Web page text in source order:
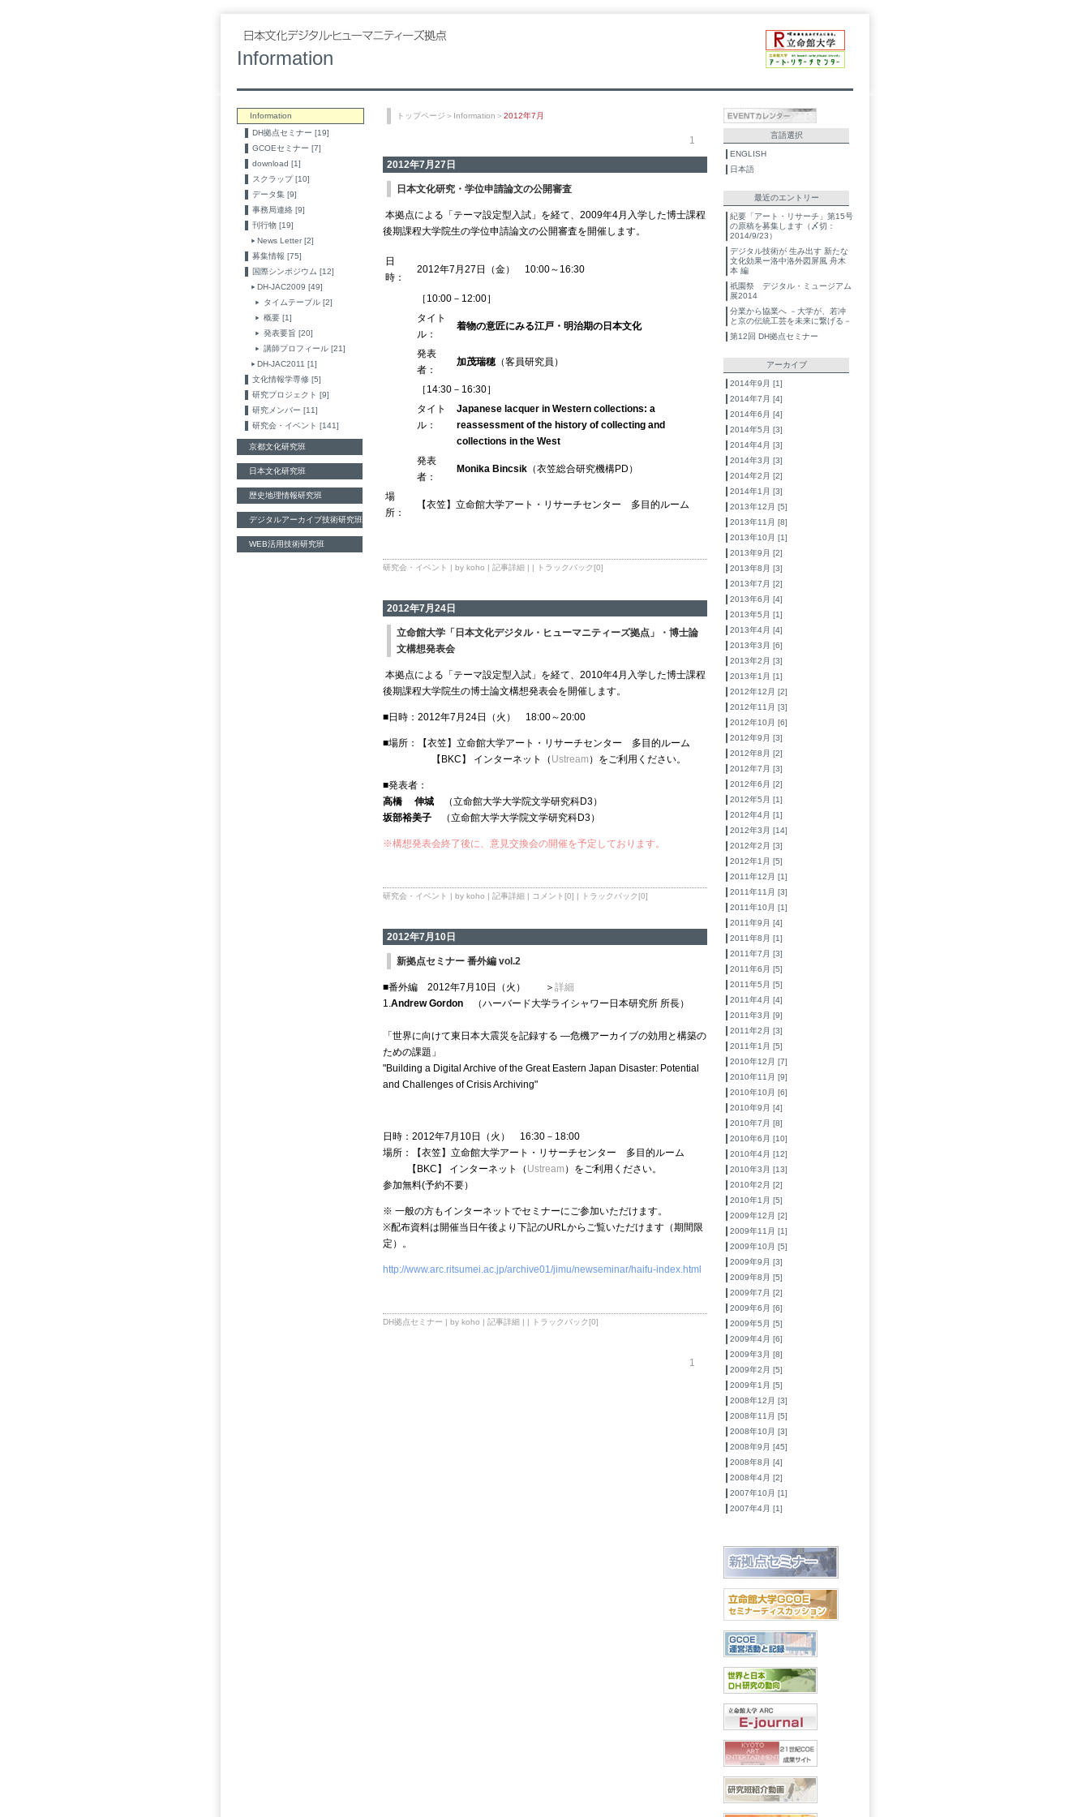
Information
Information
DH拠点セミナー [19]
GCOEセミナー [7]
download [1]
スクラップ [10]
データ集 [9]
事務局連絡 [9]
刊行物 [19]
News Letter [2]
募集情報 [75]
国際シンポジウム [12]
DH-JAC2009 [49]
タイムテーブル [2]
概要 [1]
発表要旨 [20]
講師プロフィール [21]
DH-JAC2011 [1]
文化情報学専修 [5]
研究プロジェクト [9]
研究メンバー [11]
研究会・イベント [141]
京都文化研究班
日本文化研究班
歴史地理情報研究班
デジタルアーカイブ技術研究班
WEB活用技術研究班
トップページ ＞ Information ＞ 2012年7月
1
2012年7月27日
日本文化研究・学位申請論文の公開審査
本拠点による「テーマ設定型入試」を経て、2009年4月入学した博士課程
後期課程大学院生の学位申請論文の公開審査を開催します。
日
時：
2012年7月27日（金） 10:00～16:30
［10:00－12:00］
タイト
ル：
着物の意匠にみる江戸・明治期の日本文化
発表
者：
加茂瑞穂 （客員研究員）
［14:30－16:30］
タイト
ル：
Japanese lacquer in Western collections: a
reassessment of the history of collecting and
collections in the West
発表
者：
Monika Bincsik （衣笠総合研究機構PD）
場
所：
【衣笠】立命館大学アート・リサーチセンター 多目的ルーム
研究会・イベント | by koho | 記事詳細 | | トラックバック[0]
2012年7月24日
立命館大学「日本文化デジタル・ヒューマニティーズ拠点」・博士論
文構想発表会
本拠点による「テーマ設定型入試」を経て、2010年4月入学した博士課程
後期課程大学院生の博士論文構想発表会を開催します。
■日時：2012年7月24日（火） 18:00～20:00
■場所：【衣笠】立命館大学アート・リサーチセンター 多目的ルーム
【BKC】 インターネット（ Ustream ）をご利用ください。
■発表者：
高橋 伸城 （立命館大学大学院文学研究科D3）
坂部裕美子 （立命館大学大学院文学研究科D3）
※構想発表会終了後に、意見交換会の開催を予定しております。
研究会・イベント | by koho | 記事詳細 | コメント[0] | トラックバック[0]
2012年7月10日
新拠点セミナー 番外編 vol.2
■番外編 2012年7月10日（火） ＞ 詳細
1.Andrew Gordon （ハーバード大学ライシャワー日本研究所 所長）
「世界に向けて東日本大震災を記録する ―危機アーカイブの効用と構築の
ための課題」
"Building a Digital Archive of the Great Eastern Japan Disaster: Potential
and Challenges of Crisis Archiving"
日時：2012年7月10日（火） 16:30－18:00
場所：【衣笠】立命館大学アート・リサーチセンター 多目的ルーム
【BKC】 インターネット（ Ustream ）をご利用ください。
参加無料(予約不要）
※ 一般の方もインターネットでセミナーにご参加いただけます。
※配布資料は開催当日午後より下記のURLからご覧いただけます（期間限
定）。
http://www.arc.ritsumei.ac.jp/archive01/jimu/newseminar/haifu-index.html
DH拠点セミナー | by koho | 記事詳細 | | トラックバック[0]
1
言語選択
ENGLISH
日本語
最近のエントリー
紀要「アート・リサーチ」第15号
の原稿を募集します（〆切：
2014/9/23）
デジタル技術が 生み出す 新たな
文化効果ー洛中洛外図屏風 舟木
本 編
祇園祭 デジタル・ミュージアム
展2014
分業から協業へ －大学が、若冲
と京の伝統工芸を未来に繋げる－
第12回 DH拠点セミナー
アーカイブ
2014年9月 [1]
2014年7月 [4]
2014年6月 [4]
2014年5月 [3]
2014年4月 [3]
2014年3月 [3]
2014年2月 [2]
2014年1月 [3]
2013年12月 [5]
2013年11月 [8]
2013年10月 [1]
2013年9月 [2]
2013年8月 [3]
2013年7月 [2]
2013年6月 [4]
2013年5月 [1]
2013年4月 [4]
2013年3月 [6]
2013年2月 [3]
2013年1月 [1]
2012年12月 [2]
2012年11月 [3]
2012年10月 [6]
2012年9月 [3]
2012年8月 [2]
2012年7月 [3]
2012年6月 [2]
2012年5月 [1]
2012年4月 [1]
2012年3月 [14]
2012年2月 [3]
2012年1月 [5]
2011年12月 [1]
2011年11月 [3]
2011年10月 [1]
2011年9月 [4]
2011年8月 [1]
2011年7月 [3]
2011年6月 [5]
2011年5月 [5]
2011年4月 [4]
2011年3月 [9]
2011年2月 [3]
2011年1月 [5]
2010年12月 [7]
2010年11月 [9]
2010年10月 [6]
2010年9月 [4]
2010年7月 [8]
2010年6月 [10]
2010年4月 [12]
2010年3月 [13]
2010年2月 [2]
2010年1月 [5]
2009年12月 [2]
2009年11月 [1]
2009年10月 [5]
2009年9月 [3]
2009年8月 [5]
2009年7月 [2]
2009年6月 [6]
2009年5月 [5]
2009年4月 [6]
2009年3月 [8]
2009年2月 [5]
2009年1月 [5]
2008年12月 [3]
2008年11月 [5]
2008年10月 [3]
2008年9月 [45]
2008年8月 [4]
2008年4月 [2]
2007年10月 [1]
2007年4月 [1]